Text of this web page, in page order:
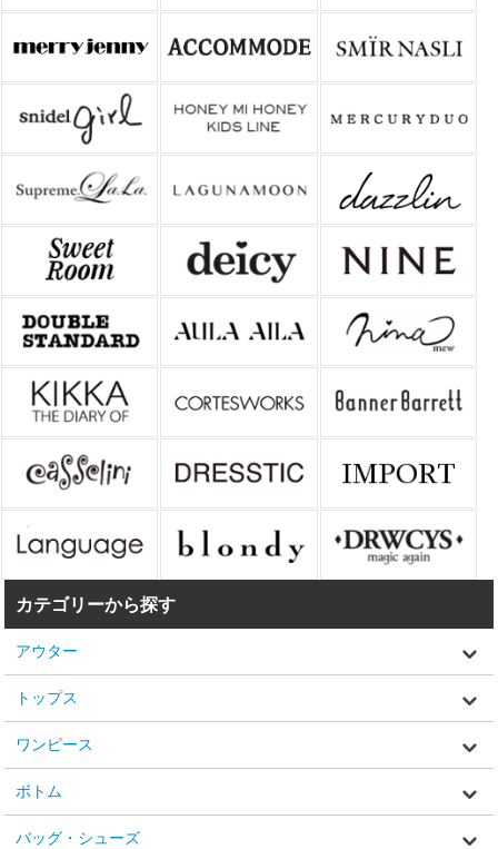
カテゴリーから探す
アウター
トップス
ワンピース
ボトム
バッグ・シューズ